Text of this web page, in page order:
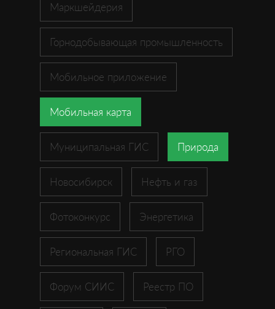
Маркшейдерия
Горнодобывающая промышленность
Мобильное приложение
Мобильная карта
Муниципальная ГИС Природа
Новосибирск Нефть и газ
Фотоконкурс Энергетика
Региональная ГИС РГО
Форум СИИС Реестр ПО